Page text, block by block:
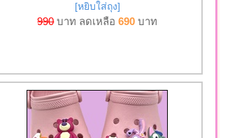
[หยิบใส่ถุง]
990บาท ลดเหลือ690 บาท